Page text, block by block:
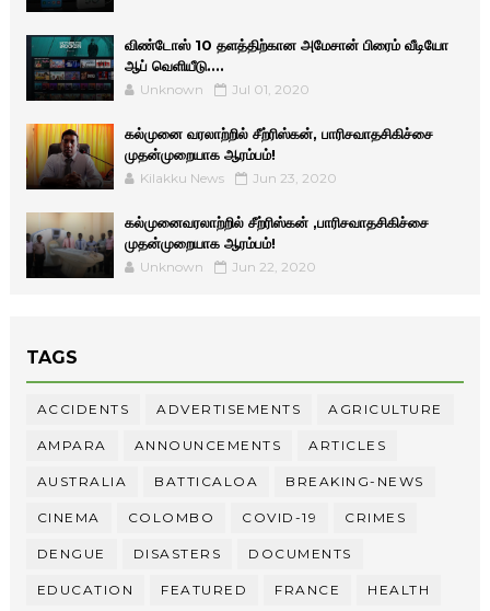
விண்டோஸ் 10 தளத்திற்கான அமேசான் பிரைம் வீடியோ
ஆப் வெளியீடு....
Unknown Jul 01, 2020
கல்முனை வரலாற்றில் சீற்ரிஸ்கன், பாரிசவாதசிகிச்சை
முதன்முறையாக ஆரம்பம்!
Kilakku News Jun 23, 2020
கல்முனைவரலாற்றில் சீற்ரிஸ்கன் ,பாரிசவாதசிகிச்சை
முதன்முறையாக ஆரம்பம்!
Unknown Jun 22, 2020
TAGS
ACCIDENTS ADVERTISEMENTS AGRICULTURE
AMPARA ANNOUNCEMENTS ARTICLES
AUSTRALIA BATTICALOA BREAKING-NEWS
CINEMA COLOMBO COVID-19 CRIMES
DENGUE DISASTERS DOCUMENTS
EDUCATION FEATURED FRANCE HEALTH